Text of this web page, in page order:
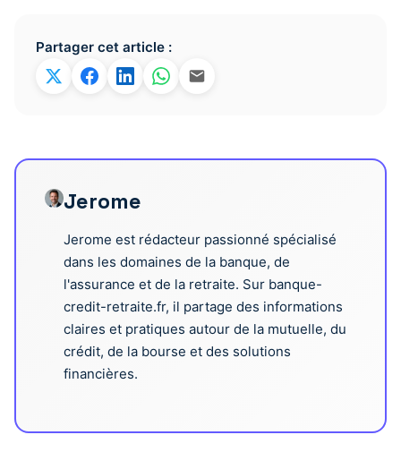
Partager cet article :
Jerome
Jerome est rédacteur passionné spécialisé
dans les domaines de la banque, de
l'assurance et de la retraite. Sur banque-
credit-retraite.fr, il partage des informations
claires et pratiques autour de la mutuelle, du
crédit, de la bourse et des solutions
financières.